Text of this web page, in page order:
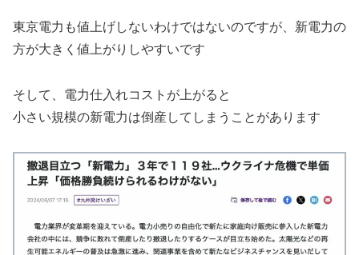
東京電力も値上げしないわけではないのですが、新電力の
方が大きく値上がりしやすいです
そして、電力仕入れコストが上がると
小さい規模の新電力は倒産してしまうことがあります